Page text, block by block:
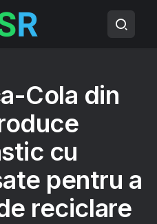
Cola din
cu
pentru a
reciclare